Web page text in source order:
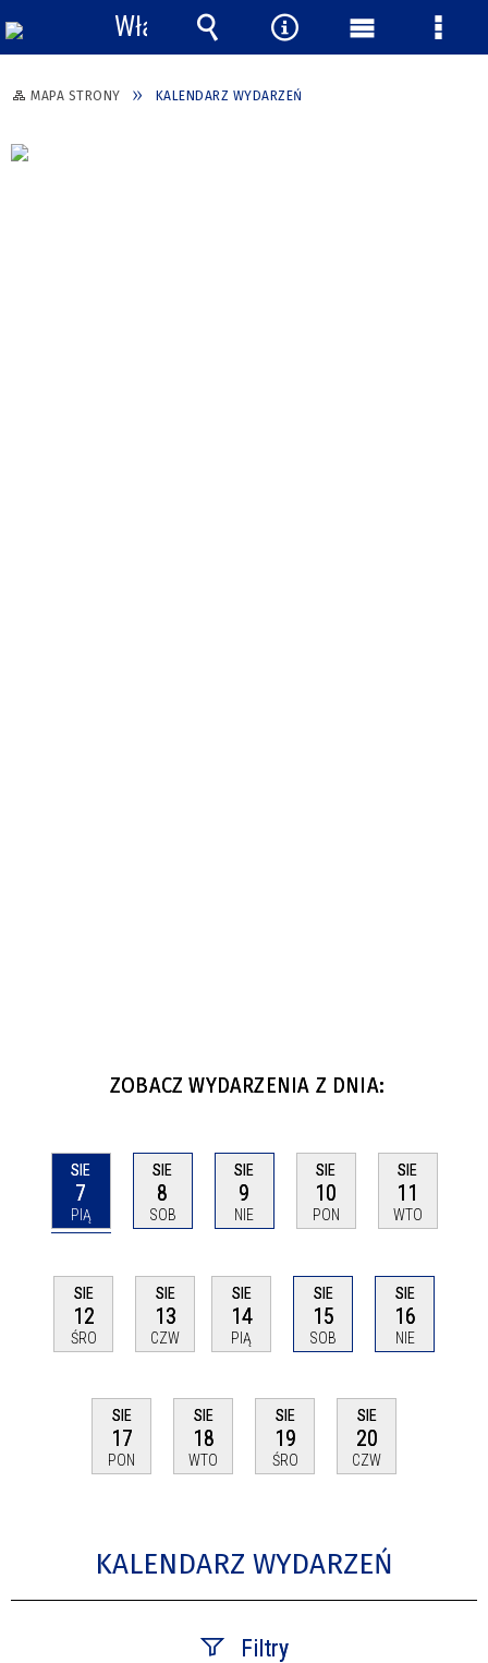
MAPA STRONY KALENDARZ WYDARZEŃ
ZOBACZ WYDARZENIA Z DNIA:
SIE
7
PIĄ
SIE
8
SOB
SIE
9
NIE
SIE
10
PON
SIE
11
WTO
SIE
12
ŚRO
SIE
13
CZW
SIE
14
PIĄ
SIE
15
SOB
SIE
16
NIE
SIE
17
PON
SIE
18
WTO
SIE
19
ŚRO
SIE
20
CZW
KALENDARZ WYDARZEŃ
Filtry
Włącz
powiadomienia
Wyszukiwarka
Narzędzia
Menu Menu